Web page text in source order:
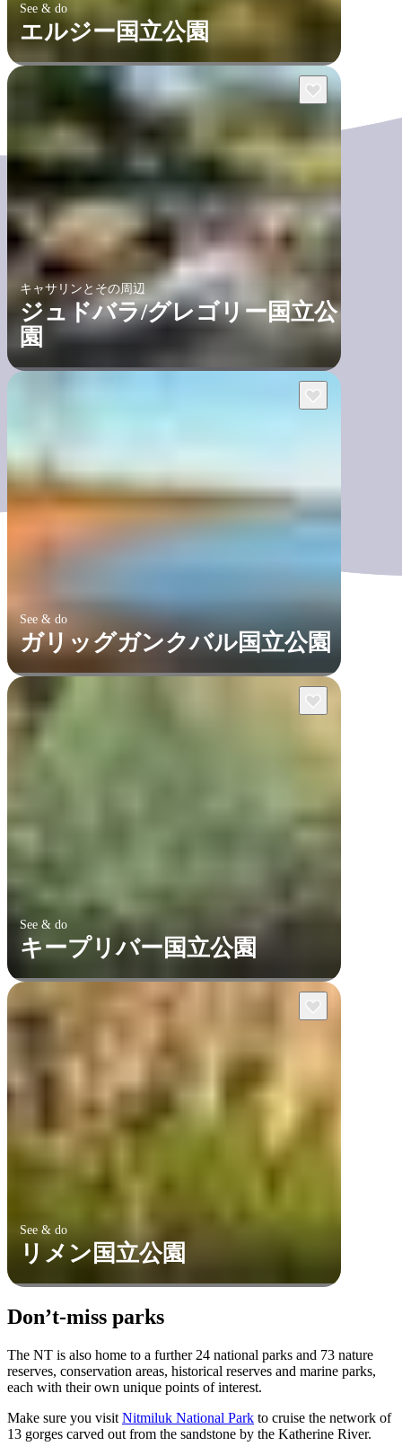
See & do
エルジー国立公園
キャサリンとその周辺
ジュドバラ/グレゴリー国立公
園
See & do
ガリッグガンクバル国立公園
See & do
キープリバー国立公園
See & do
リメン国立公園
Don’t-miss parks
The NT is also home to a further 24 national parks and 73 nature
reserves, conservation areas, historical reserves and marine parks,
each with their own unique points of interest.
Make sure you visit Nitmiluk National Park to cruise the network of
13 gorges carved out from the sandstone by the Katherine River.